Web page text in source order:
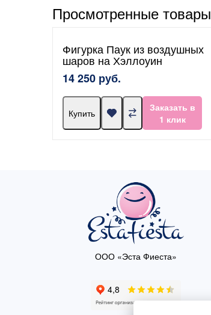
Просмотренные товары
Фигурка Паук из воздушных
шаров на Хэллоуин
14 250 руб.
Купить
Заказать в
1 клик
ООО «Эста Фиеста»